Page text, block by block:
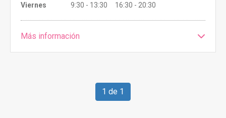
Viernes
9:30 - 13:30 16:30 - 20:30
Más información
1 de 1